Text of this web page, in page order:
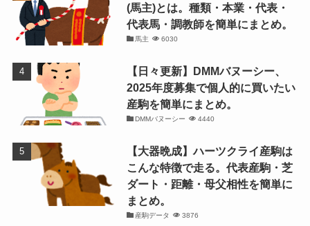
(馬主)とは。種類・本業・代表・
代表馬・調教師を簡単にまとめ。
馬主 6030
【日々更新】DMMバヌーシー、
2025年度募集で個人的に買いたい
産駒を簡単にまとめ。
DMMバヌーシー 4440
【大器晩成】ハーツクライ産駒は
こんな特徴で走る。代表産駒・芝
ダート・距離・母父相性を簡単に
まとめ。
産駒データ 3876